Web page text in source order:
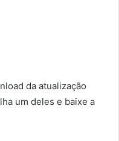
da atualização
um deles e baixe a